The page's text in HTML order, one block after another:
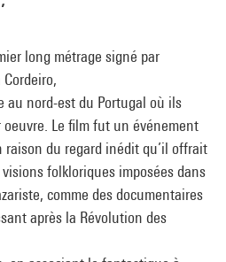
long métrage signé par
au nord-est du Portugal où ils
Le film fut un événement
raison du regard inédit qu’il offrait
folkloriques imposées dans
comme des documentaires
après la Révolution des